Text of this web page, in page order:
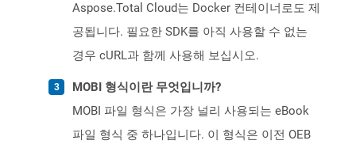
Aspose.Total Cloud는 Docker 컨테이너로도 제
공됩니다. 필요한 SDK를 아직 사용할 수 없는
경우 cURL과 함께 사용해 보십시오.
MOBI 형식이란 무엇입니까?
MOBI 파일 형식은 가장 널리 사용되는 eBook
파일 형식 중 하나입니다. 이 형식은 이전 OEB